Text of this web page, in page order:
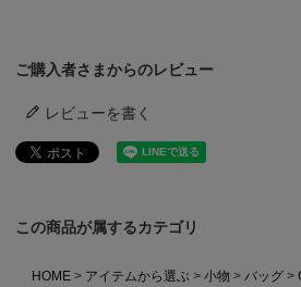
ご購入者さまからのレビュー
レビューを書く
この商品が属するカテゴリ
HOME アイテムから選ぶ 小物 バッグ